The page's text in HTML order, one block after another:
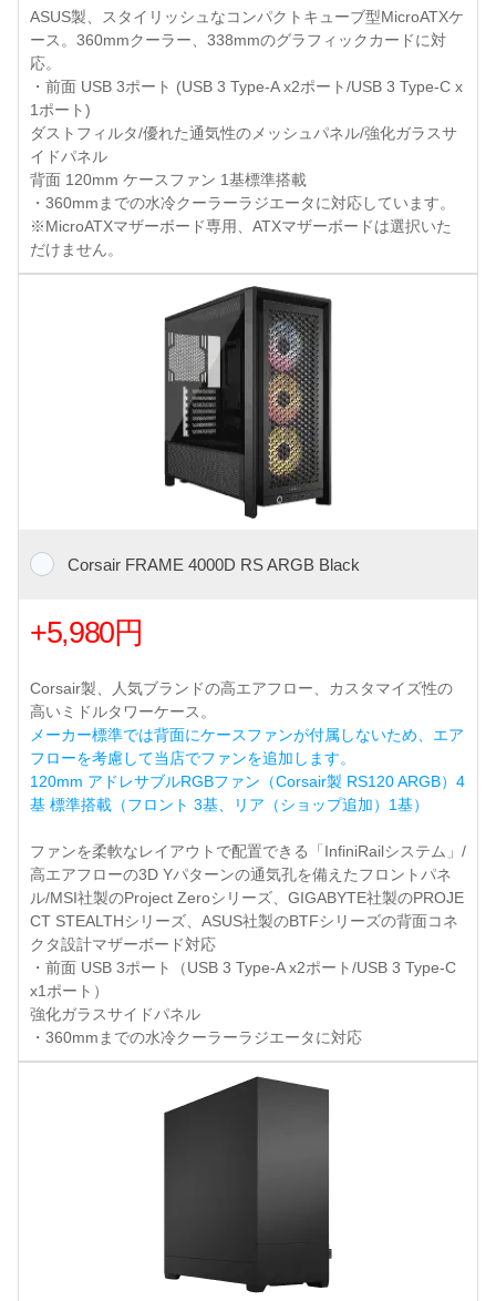
ASUS製、スタイリッシュなコンパクトキューブ型MicroATXケ
ース。360mmクーラー、338mmのグラフィックカードに対
応。
・前面 USB 3ポート (USB 3 Type-A x2ポート/USB 3 Type-C x
1ポート)
ダストフィルタ/優れた通気性のメッシュパネル/強化ガラスサ
イドパネル
背面 120mm ケースファン 1基標準搭載
・360mmまでの水冷クーラーラジエータに対応しています。
※MicroATXマザーボード専用、ATXマザーボードは選択いた
だけません。
Corsair FRAME 4000D RS ARGB Black
+5,980円
Corsair製、人気ブランドの高エアフロー、カスタマイズ性の
高いミドルタワーケース。
メーカー標準では背面にケースファンが付属しないため、エア
フローを考慮して当店でファンを追加します。
120mm アドレサブルRGBファン（Corsair製 RS120 ARGB）4
基 標準搭載（フロント 3基、リア（ショップ追加）1基）
ファンを柔軟なレイアウトで配置できる「InfiniRailシステム」/
高エアフローの3D Yパターンの通気孔を備えたフロントパネ
ル/MSI社製のProject Zeroシリーズ、GIGABYTE社製のPROJE
CT STEALTHシリーズ、ASUS社製のBTFシリーズの背面コネ
クタ設計マザーボード対応
・前面 USB 3ポート（USB 3 Type-A x2ポート/USB 3 Type-C
x1ポート）
強化ガラスサイドパネル
・360mmまでの水冷クーラーラジエータに対応